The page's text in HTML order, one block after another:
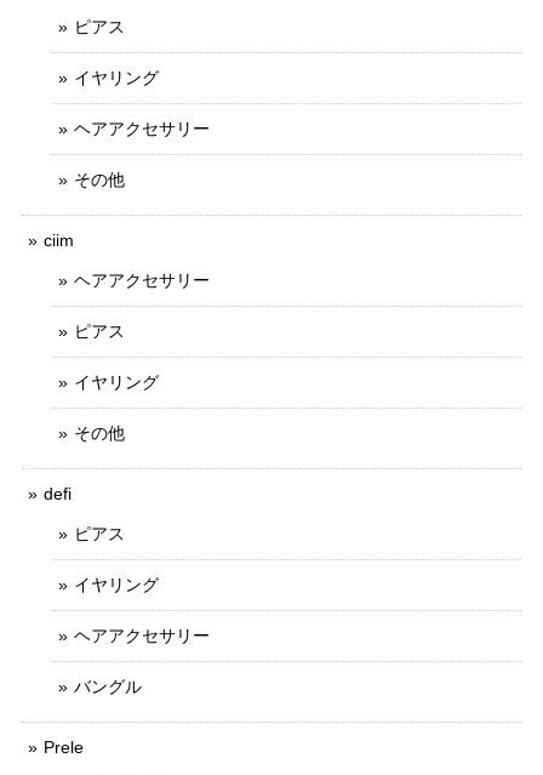
ピアス
イヤリング
ヘアアクセサリー
その他
ciim
ヘアアクセサリー
ピアス
イヤリング
その他
defi
ピアス
イヤリング
ヘアアクセサリー
バングル
Prele